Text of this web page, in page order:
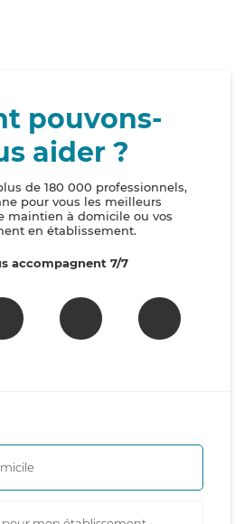
pouvons-
aider ?
de 180 000 professionnels,
pour vous les meilleurs
maintien à domicile ou vos
en établissement.
accompagnent 7/7